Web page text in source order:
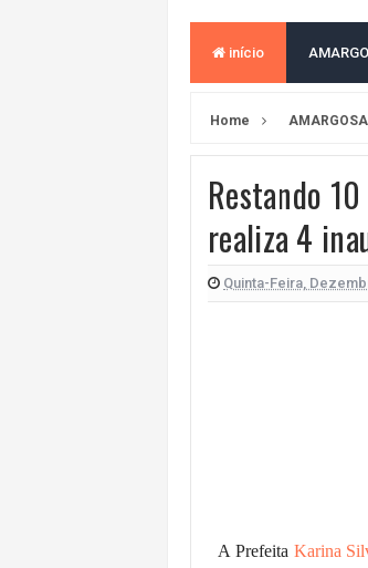
BAHIA E
VITÓRIA
VITÓRIA
início
Home AMARGOSA
Restando
realiza 4
Quinta-Feira,
A Prefeita Karina